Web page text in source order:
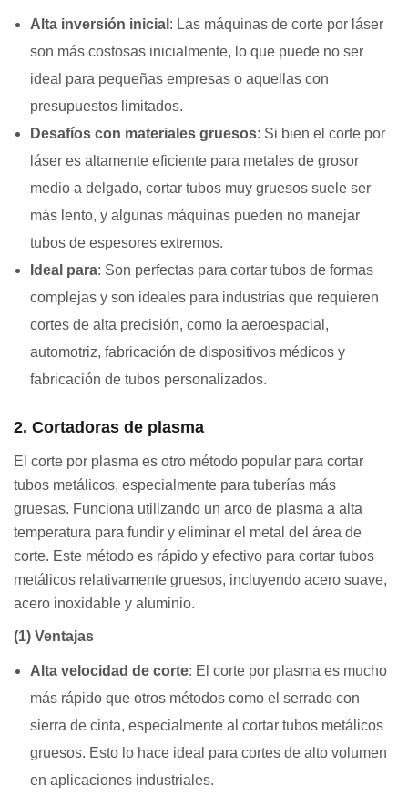
Alta inversión inicial : Las máquinas de corte por láser
son más costosas inicialmente, lo que puede no ser
ideal para pequeñas empresas o aquellas con
presupuestos limitados.
Desafíos con materiales gruesos: Si bien el corte por
láser es altamente eficiente para metales de grosor
medio a delgado, cortar tubos muy gruesos suele ser
más lento, y algunas máquinas pueden no manejar
tubos de espesores extremos.
Ideal para: Son perfectas para cortar tubos de formas
complejas y son ideales para industrias que requieren
cortes de alta precisión, como la aeroespacial,
automotriz, fabricación de dispositivos médicos y
fabricación de tubos personalizados.
2. Cortadoras de plasma
El corte por plasma es otro método popular para cortar
tubos metálicos, especialmente para tuberías más
gruesas. Funciona utilizando un arco de plasma a alta
temperatura para fundir y eliminar el metal del área de
corte. Este método es rápido y efectivo para cortar tubos
metálicos relativamente gruesos, incluyendo acero suave,
acero inoxidable y aluminio.
(1) Ventajas
Alta velocidad de corte: El corte por plasma es mucho
más rápido que otros métodos como el serrado con
sierra de cinta, especialmente al cortar tubos metálicos
gruesos. Esto lo hace ideal para cortes de alto volumen
en aplicaciones industriales.